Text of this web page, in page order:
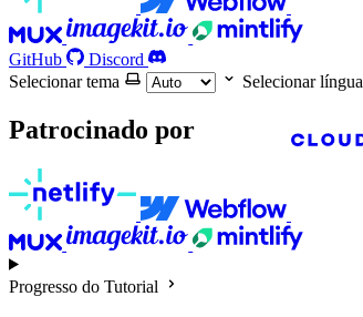
GitHub
Discord
Selecionar tema
Selecionar língua
Patrocinado por
Progresso do Tutorial